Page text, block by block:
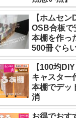
【ホムセ
OSB合板で
本棚を作っ
500冊ぐら
【100均
キャスター
本棚でデッ
消